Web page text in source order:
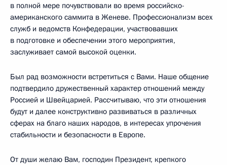
в полной мере почувствовали во время российско-
американского саммита в Женеве. Профессионализм всех
служб и ведомств Конфедерации, участвовавших
в подготовке и обеспечении этого мероприятия,
заслуживает самой высокой оценки.
Был рад возможности встретиться с Вами. Наше общение
подтвердило дружественный характер отношений между
Россией и Швейцарией. Рассчитываю, что эти отношения
будут и далее конструктивно развиваться в различных
сферах на благо наших народов, в интересах упрочения
стабильности и безопасности в Европе.
От души желаю Вам, господин Президент, крепкого